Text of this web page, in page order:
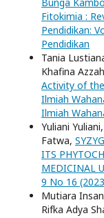
Fitokimia :
Pendidikan:
Pendidikan
Tania
Khafina
Activity of
Ilmiah
Ilmiah
Yuliani
Fatwa,
ITS
MEDICINAL
9 No 16
Mutiara
Rifka Adya